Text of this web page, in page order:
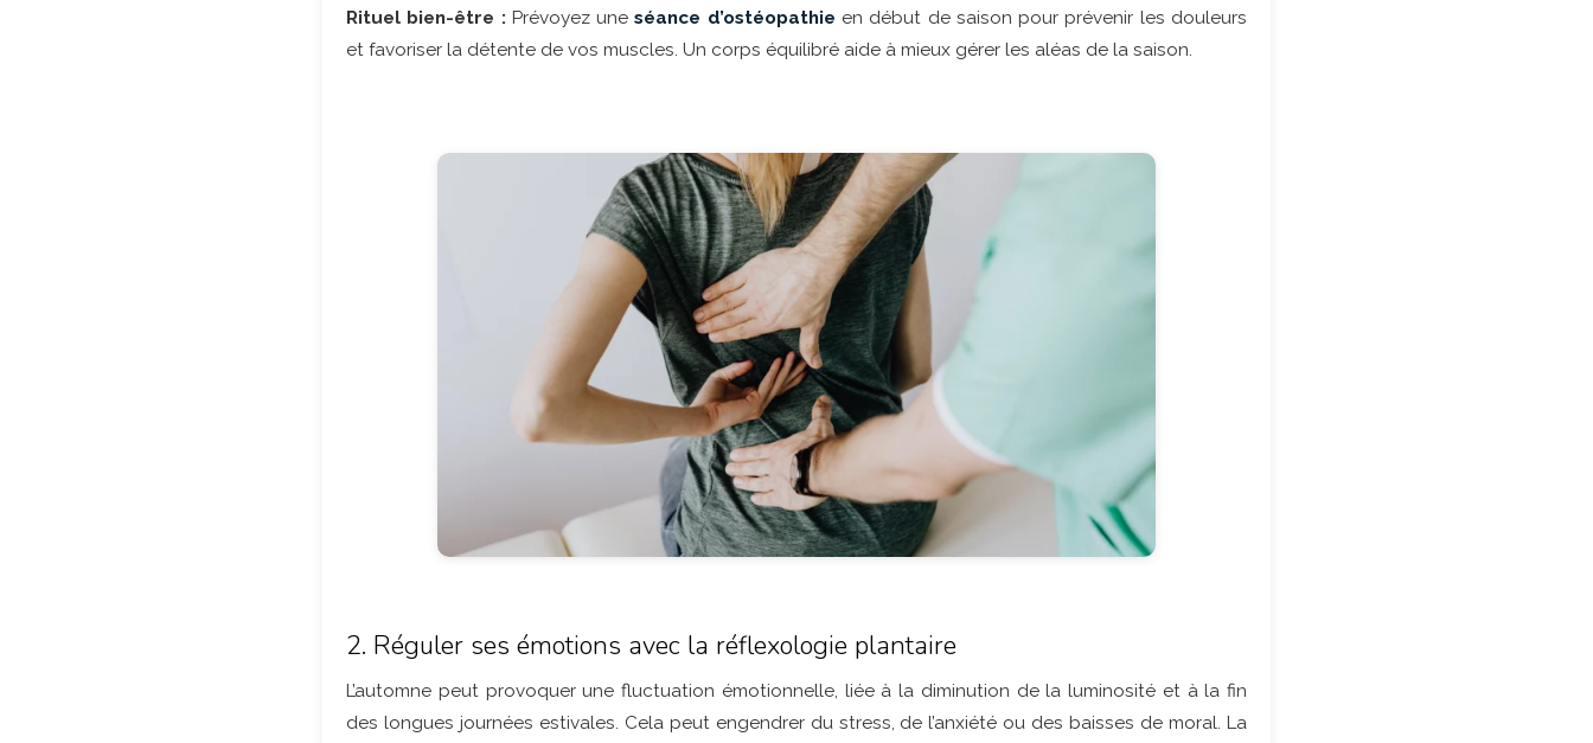
Rituel bien-être : Prévoyez uneséance d’ostéopathie en début de saison pour prévenir les douleurs
et favoriser la détente de vos muscles. Un corps équilibré aide à mieux gérer les aléas de la saison.
2. Réguler ses émotions avec la réflexologie plantaire
L’automne peut provoquer une fluctuation émotionnelle, liée à la diminution de la luminosité et à la fin
des longues journées estivales. Cela peut engendrer du stress, de l’anxiété ou des baisses de moral. La